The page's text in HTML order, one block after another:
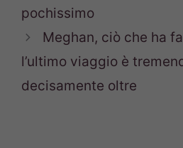
pochissimo
Meghan, ciò che ha
l’ultimo viaggio è
decisamente oltre